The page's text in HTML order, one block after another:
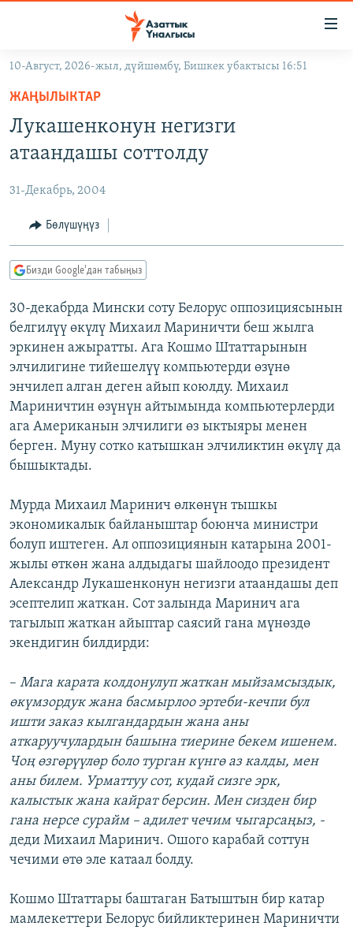
Навигацияга
өтүңүз
Издөөгө
салыңыз
ЭКОНОМИКА
МАДАНИЯТ
ДҮЙНӨ
БОРБОР АЗИЯ
АТАЙЫН ИЛИКТӨӨ
ТВ ПРОГРАММАЛАР
ЭКСПЕРТТЕР ТАЛДАЙТ
БИЗ ЖАНА ДҮЙНӨ
ДАНИСТЕ
ЭЖЕ-СИҢДИЛЕР
ЫҢГАЙСЫЗ СУРООЛОР
ӨЗГӨЧӨ ПИКИР
Русский
ОНЛАЙН ШЕРИНЕ
ЭЕ/АРнун бардык сайттары
10-Август, 2026-жыл, дүйшөмбү, Бишкек убактысы 16:51
ЖАҢЫЛЫКТАР
Лукашенконун негизги
атаандашы соттолду
31-Декабрь, 2004
Бөлүшүңүз
Бизди Google'дан табыңыз
30-декабрда Мински соту Белорус оппозициясынын
белгилүү өкүлү Михаил Мариничти беш жылга
эркинен ажыратты. Ага Кошмо Штаттарынын
элчилигине тийешелүү компьютерди өзүнө
энчилеп алган деген айып коюлду. Михаил
Мариничтин өзүнүн айтымында компьютерлерди
ага Американын элчилиги өз ыктыяры менен
берген. Муну сотко катышкан элчиликтин өкүлү да
бышыктады.
Мурда Михаил Маринич өлкөнүн тышкы
экономикалык байланыштар боюнча министри
болуп иштеген. Ал оппозициянын катарына 2001-
жылы өткөн жана алдыдагы шайлоодо президент
Александр Лукашенконун негизги атаандашы деп
эсептелип жаткан. Сот залында Маринич ага
тагылып жаткан айыптар саясий гана мүнөздө
экендигин билдирди:
– Мага карата колдонулуп жаткан мыйзамсыздык,
өкүмзордук жана басмырлоо эртеби-кечпи бул
ишти заказ кылгандардын жана аны
аткаруучулардын башына тиерине бекем ишенем.
Чоң өзгөрүүлөр боло турган күнгө аз калды, мен
аны билем. Урматтуу сот, кудай сизге эрк,
калыстык жана кайрат берсин. Мен сизден бир
гана нерсе сурайм – адилет чечим чыгарсаңыз, -
деди Михаил Маринич. Ошого карабай соттун
чечими өтө эле катаал болду.
Кошмо Штаттары баштаган Батыштын бир катар
мамлекеттери Белорус бийликтеринен Мариничти